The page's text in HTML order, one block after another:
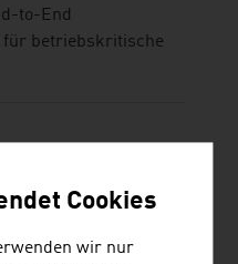
to-End
für betriebskritische
Cookies
wir nur